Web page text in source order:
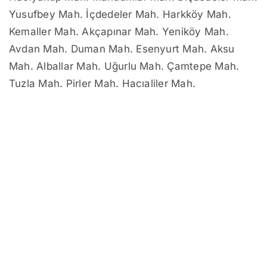
Yusufbey Mah. İçdedeler Mah. Harkköy Mah.
Kemaller Mah. Akçapınar Mah. Yeniköy Mah.
Avdan Mah. Duman Mah. Esenyurt Mah. Aksu
Mah. Alballar Mah. Uğurlu Mah. Çamtepe Mah.
Tuzla Mah. Pirler Mah. Hacıaliler Mah.